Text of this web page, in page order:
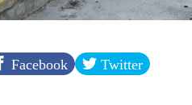
Facebook Twitter